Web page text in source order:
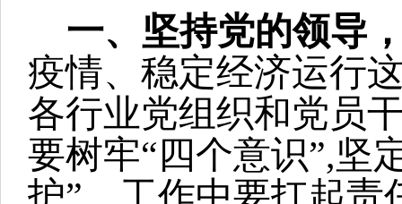
一、坚持党的领导
疫情、稳定经济运行
各行业党组织和党员
要树牢“四个意识”,坚